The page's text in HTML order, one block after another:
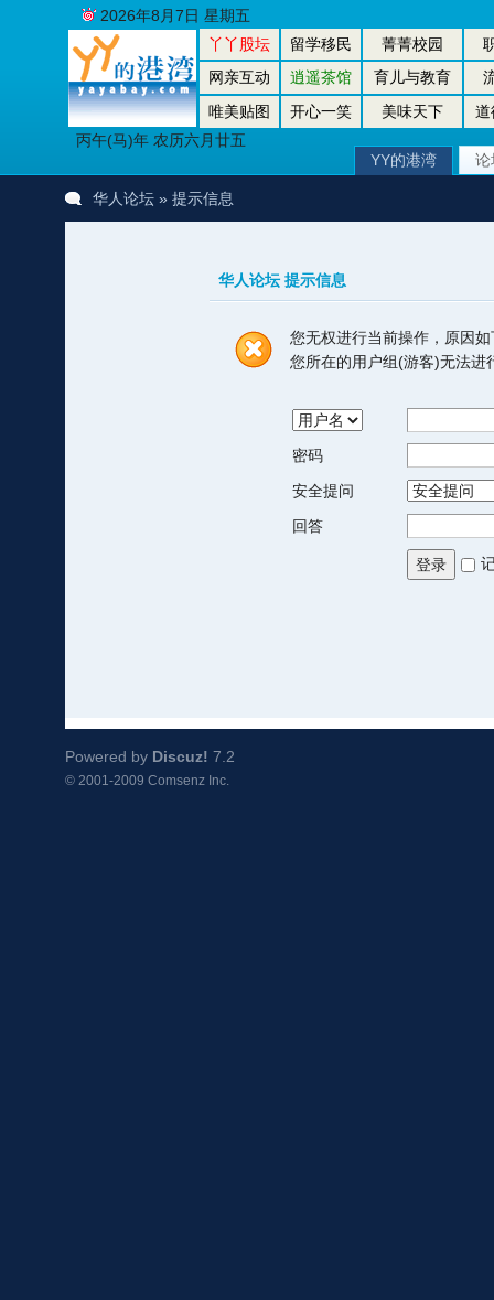
丫丫股坛 留学移民 菁菁校园
网亲互动
逍遥茶馆 育儿与教育
唯美贴图
开心一笑 美味天下
道
丙午(马)年 农历六月廿五
2026年8月7日 星期五
YY的港湾 论
华人论坛» 提示信息
华人论坛 提示信息
您无权进行当前操作，原因如
您所在的用户组(游客)无法进
密码
安全提问
回答
登录
Powered by Discuz! 7.2
© 2001-2009 Comsenz Inc.